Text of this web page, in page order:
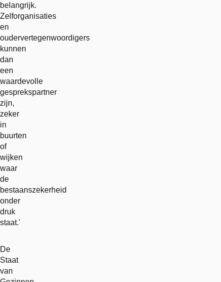
belangrijk.
Zelforganisaties
en
oudervertegenwoordigers
kunnen
dan
een
waardevolle
gesprekspartner
zijn,
zeker
in
buurten
of
wijken
waar
de
bestaanszekerheid
onder
druk
staat.'
De
Staat
van